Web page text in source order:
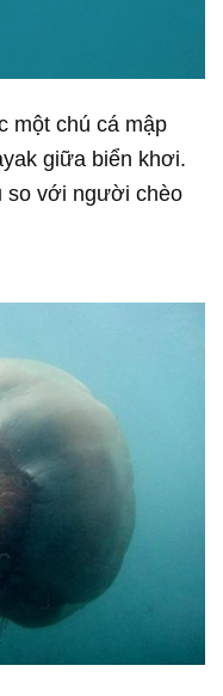
một chú cá mập
giữa biển khơi.
so với người chèo